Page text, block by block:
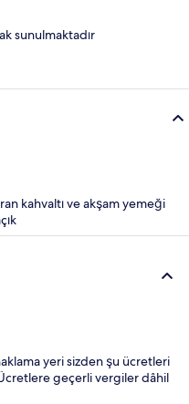
sunulmaktadır
kahvaltı ve akşam yemeği
yeri sizden şu ücretleri
geçerli vergiler dâhil